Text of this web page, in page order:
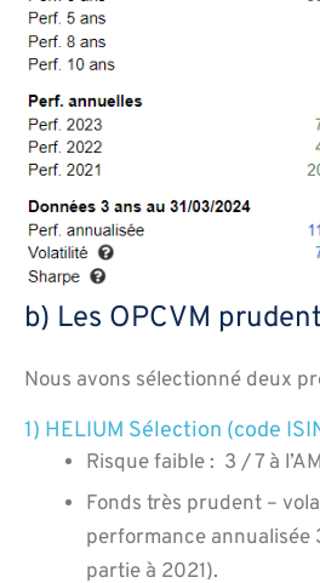
b) Les OPCVM
Nous avons sélectionné deux
1) HELIUM Sélection (code
Risque faible : 3 / 7 à
Fonds très prudent –
performance annualisée
partie à 2021).